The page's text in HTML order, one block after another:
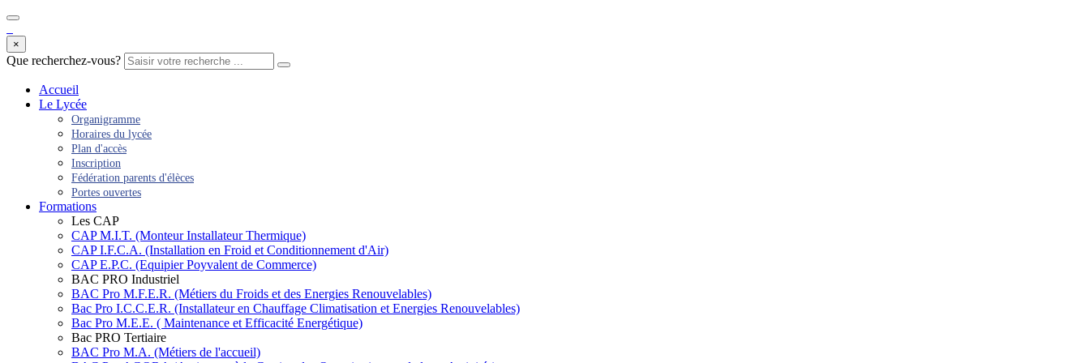
×
Que recherchez-vous?
Accueil
Le Lycée
Organigramme
Horaires du lycée
Plan d'accès
Inscription
Fédération parents d'élèces
Portes ouvertes
Formations
Les CAP
CAP M.I.T. (Monteur Installateur Thermique)
CAP I.F.C.A. (Installation en Froid et Conditionnement d'Air)
CAP E.P.C. (Equipier Poyvalent de Commerce)
BAC PRO Industriel
BAC Pro M.F.E.R. (Métiers du Froids et des Energies Renouvelables)
Bac Pro I.C.C.E.R. (Installateur en Chauffage Climatisation et Energies Renouvelables)
Bac Pro M.E.E. ( Maintenance et Efficacité Energétique)
Bac PRO Tertiaire
BAC Pro M.A. (Métiers de l'accueil)